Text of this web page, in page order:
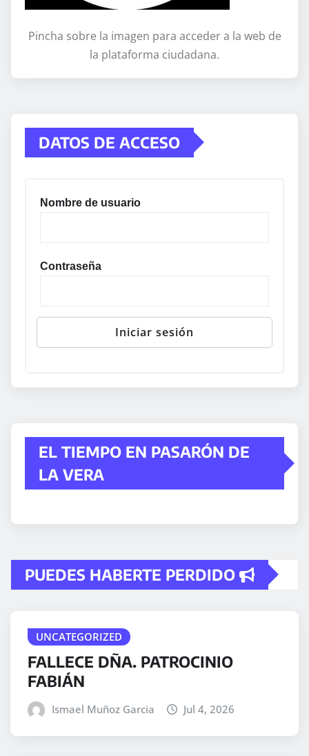
Pincha sobre la imagen para acceder a la web de
la plataforma ciudadana.
DATOS DE ACCESO
Nombre de usuario
Contraseña
EL TIEMPO EN PASARÓN DE
LA VERA
PUEDES HABERTE PERDIDO
UNCATEGORIZED
FALLECE DÑA. PATROCINIO
FABIÁN
Ismael Muñoz Garcia Jul 4, 2026